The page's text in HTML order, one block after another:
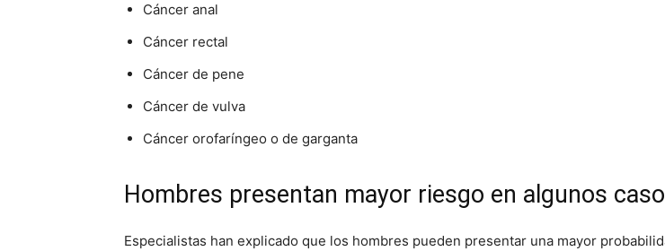
Cáncer anal
Cáncer rectal
Cáncer de pene
Cáncer de vulva
Cáncer orofaríngeo o de garganta
Hombres presentan mayor riesgo en algunos
Especialistas han explicado que los hombres pueden presentar una mayor